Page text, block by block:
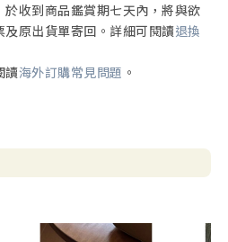
收到商品鑑賞期七天內，將與欲
原出貨單寄回。詳細可閱讀退換
讀海外訂購常見問題 。